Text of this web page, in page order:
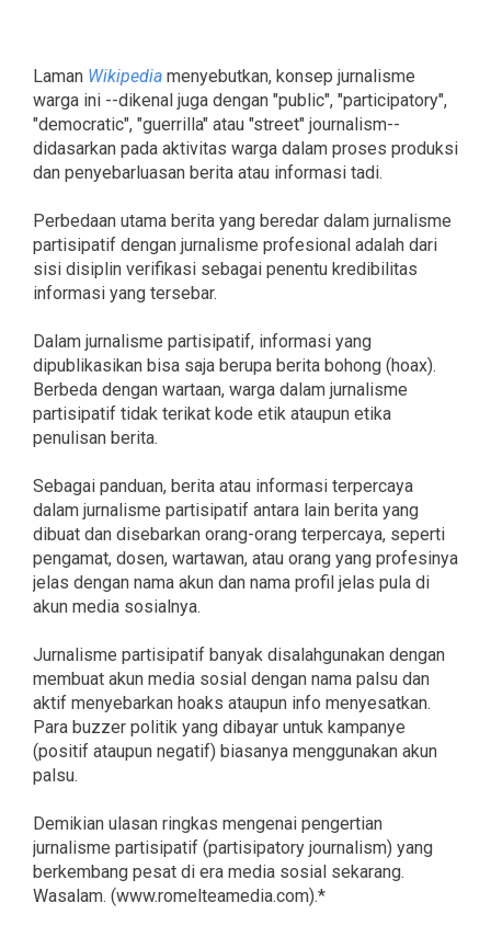
Laman Wikipedia menyebutkan, konsep jurnalisme
warga ini --dikenal juga dengan "public", "participatory",
"democratic", "guerrilla" atau "street" journalism--
didasarkan pada aktivitas warga dalam proses produksi
dan penyebarluasan berita atau informasi tadi.
Perbedaan utama berita yang beredar dalam jurnalisme
partisipatif dengan jurnalisme profesional adalah dari
sisi disiplin verifikasi sebagai penentu kredibilitas
informasi yang tersebar.
Dalam jurnalisme partisipatif, informasi yang
dipublikasikan bisa saja berupa berita bohong (hoax).
Berbeda dengan wartaan, warga dalam jurnalisme
partisipatif tidak terikat kode etik ataupun etika
penulisan berita.
Sebagai panduan, berita atau informasi terpercaya
dalam jurnalisme partisipatif antara lain berita yang
dibuat dan disebarkan orang-orang terpercaya, seperti
pengamat, dosen, wartawan, atau orang yang profesinya
jelas dengan nama akun dan nama profil jelas pula di
akun media sosialnya.
Jurnalisme partisipatif banyak disalahgunakan dengan
membuat akun media sosial dengan nama palsu dan
aktif menyebarkan hoaks ataupun info menyesatkan.
Para buzzer politik yang dibayar untuk kampanye
(positif ataupun negatif) biasanya menggunakan akun
palsu.
Demikian ulasan ringkas mengenai pengertian
jurnalisme partisipatif (partisipatory journalism) yang
berkembang pesat di era media sosial sekarang.
Wasalam. (www.romelteamedia.com).*